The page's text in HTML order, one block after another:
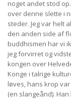
noget andet stod
over denne slette i
steder. Jeg var helt
den anden side af
buddhismen har vi
jeg forvirret og
kongen over
Konge i talrige
løves, hans krop
(en slangeånd).